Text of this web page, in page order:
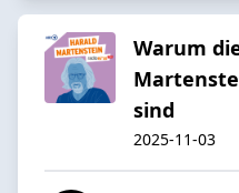
Warum
sind
2025-11-03